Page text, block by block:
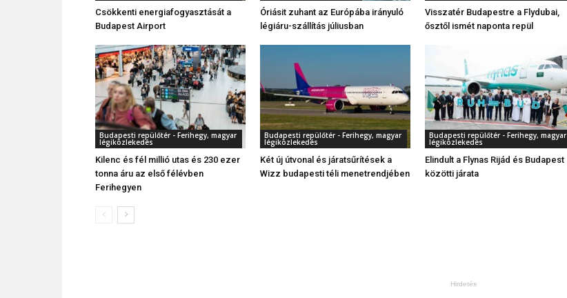
Csökkenti energiafogyasztását a
Budapest Airport
Óriásit zuhant az Európába irányuló
légiáru-szállítás júliusban
Visszatér Budapestre a Flydubai,
ősztől ismét naponta repül
Budapesti repülőtér - Ferihegy, magyar
légiközlekedés
Kilenc és fél millió utas és 230 ezer
tonna áru az első félévben
Ferihegyen
Budapesti repülőtér - Ferihegy, magyar
légiközlekedés
Két új útvonal és járatsűrítések a
Wizz budapesti téli menetrendjében
Budapesti repülőtér - Ferihegy, magyar
légiközlekedés
Elindult a Flynas Rijád és Budapest
közötti járata
Hirdetés